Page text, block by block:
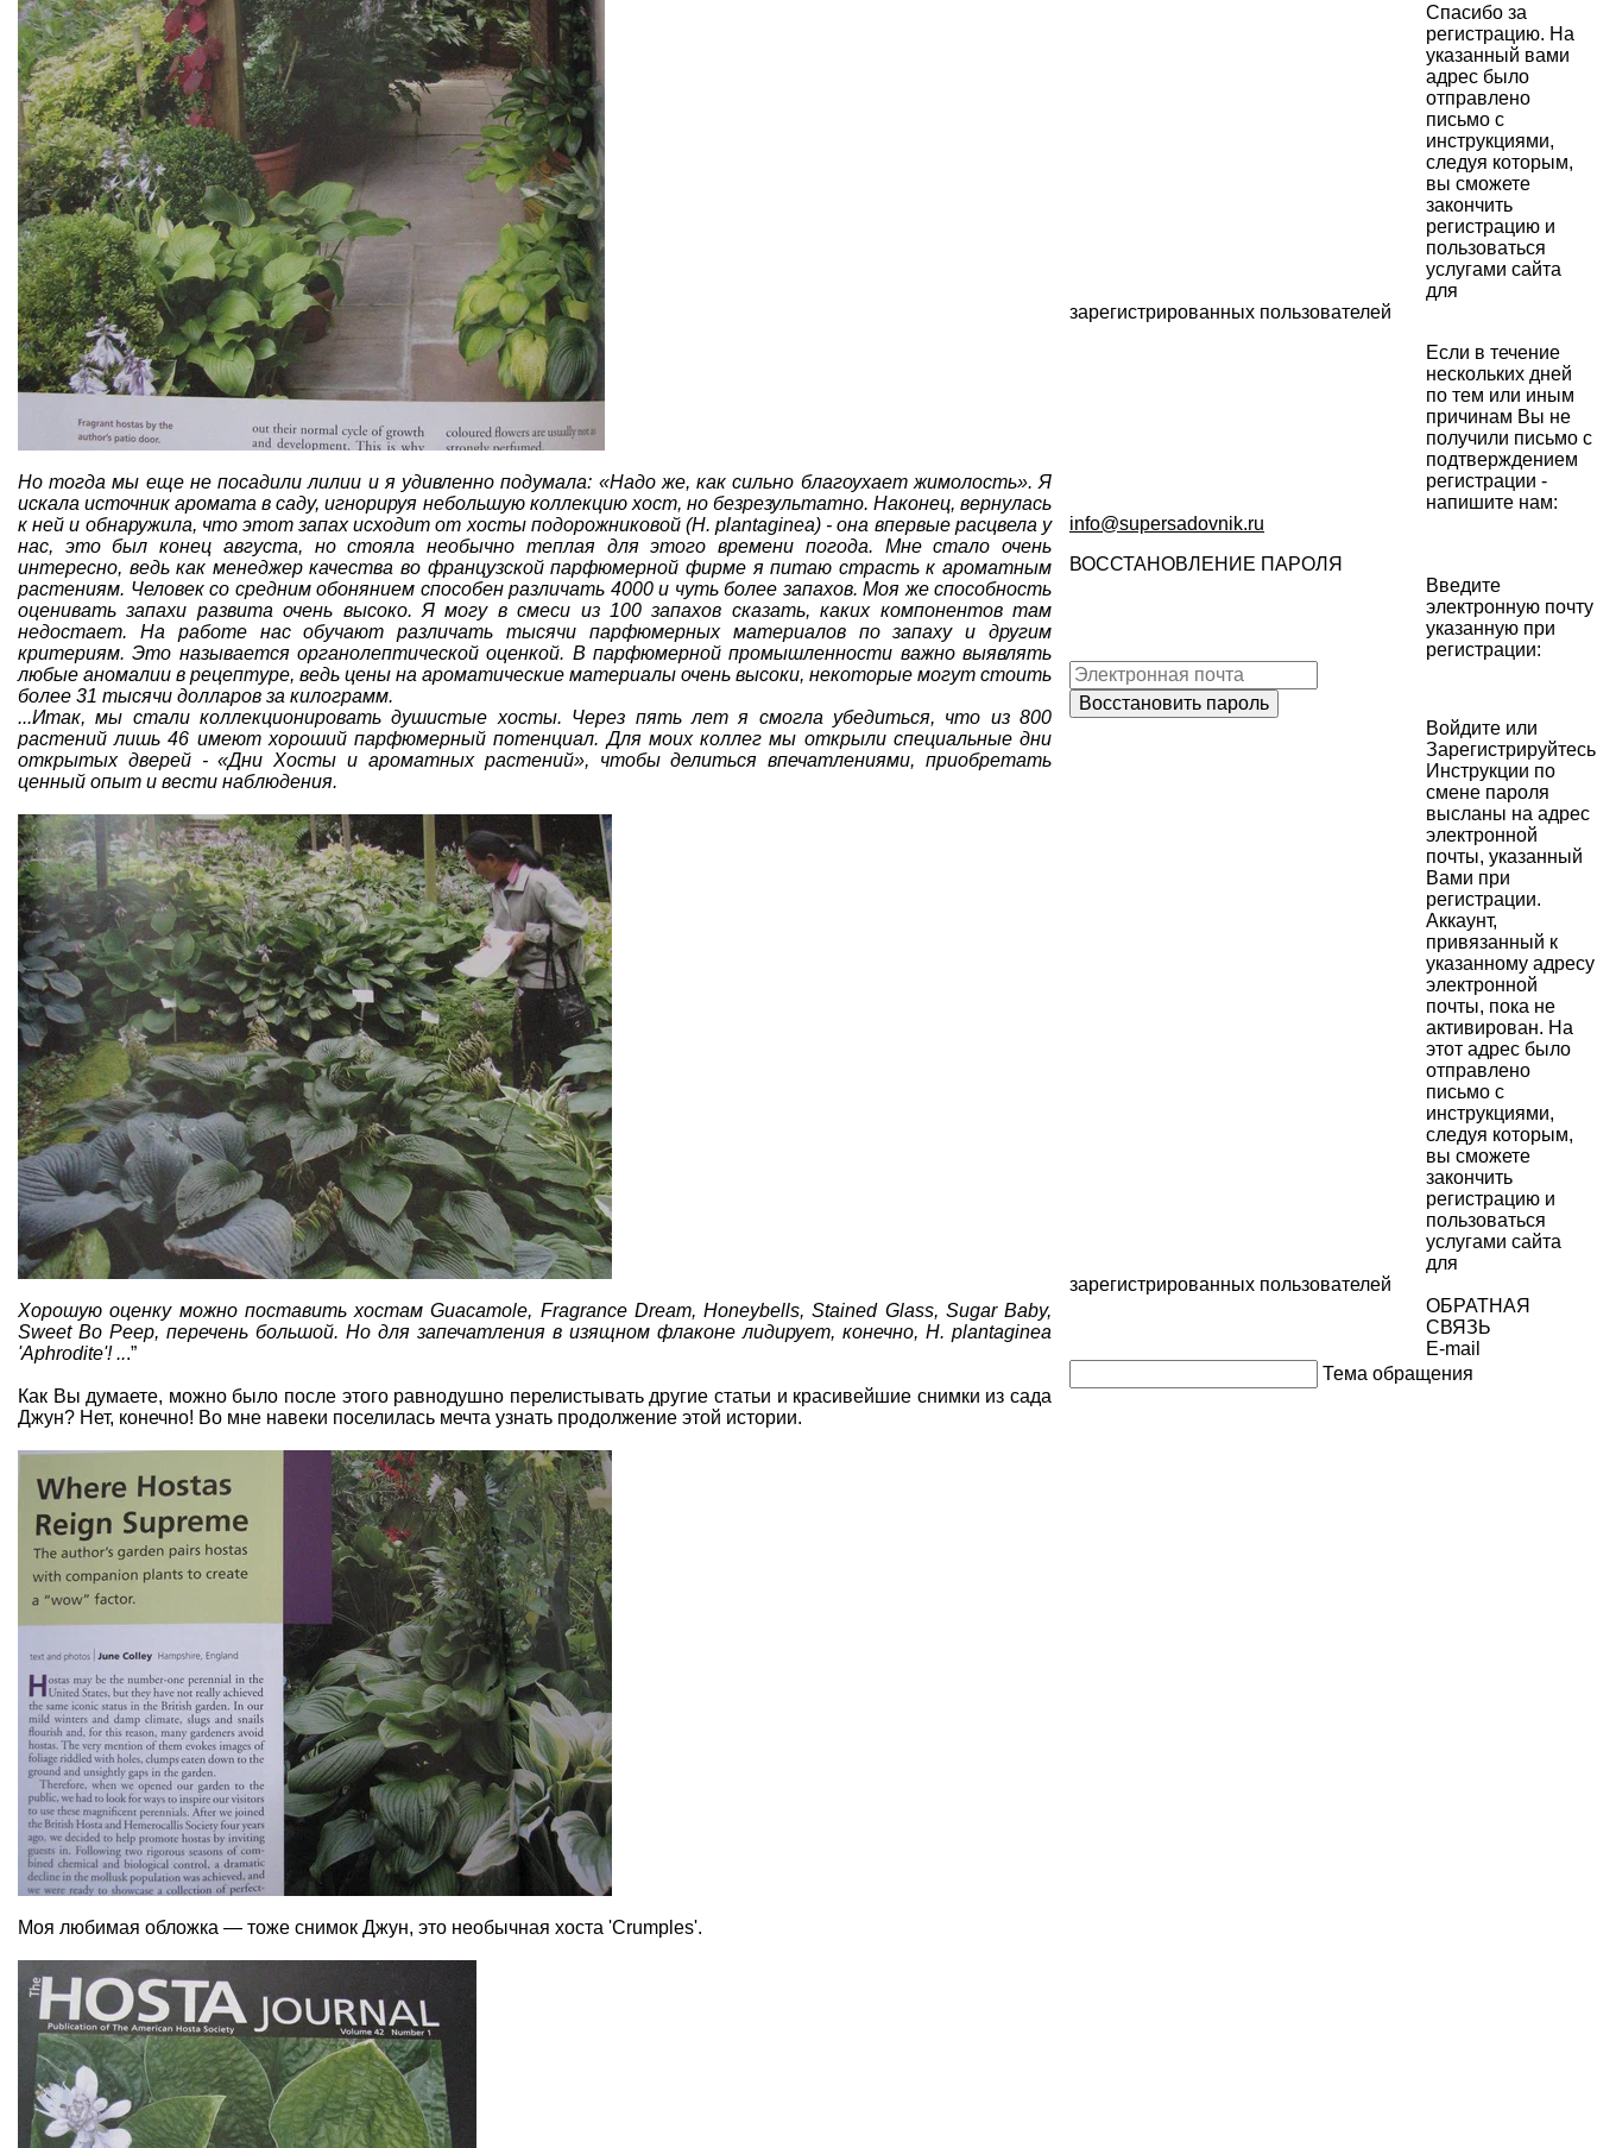
Но тогда мы еще не посадили лилии и я удивленно подумала: «Надо же, как сильно благоухает жимолость». Я
искала источник аромата в саду, игнорируя небольшую коллекцию хост, но безрезультатно. Наконец, вернулась
к ней и обнаружила, что этот запах исходит от хосты подорожниковой (H. plantaginea) - она впервые расцвела у
нас, это был конец августа, но стояла необычно теплая для этого времени погода. Мне стало очень
интересно, ведь как менеджер качества во французской парфюмерной фирме я питаю страсть к ароматным
растениям. Человек со средним обонянием способен различать 4000 и чуть более запахов. Моя же способность
оценивать запахи развита очень высоко. Я могу в смеси из 100 запахов сказать, каких компонентов там
недостает. На работе нас обучают различать тысячи парфюмерных материалов по запаху и другим
критериям. Это называется органолептической оценкой. В парфюмерной промышленности важно выявлять
любые аномалии в рецептуре, ведь цены на ароматические материалы очень высоки, некоторые могут стоить
более 31 тысячи долларов за килограмм.
...Итак, мы стали коллекционировать душистые хосты. Через пять лет я смогла убедиться, что из 800
растений лишь 46 имеют хороший парфюмерный потенциал. Для моих коллег мы открыли специальные дни
открытых дверей - «Дни Хосты и ароматных растений», чтобы делиться впечатлениями, приобретать
ценный опыт и вести наблюдения.
Хорошую оценку можно поставить хостам Guacamole, Fragrance Dream, Honeybells, Stained Glass, Sugar Baby,
Sweet Bo Peep, перечень большой. Но для запечатления в изящном флаконе лидирует, конечно, H. plantaginea
'Aphrodite'! ...”
Как Вы думаете, можно было после этого равнодушно перелистывать другие статьи и красивейшие снимки из сада
Джун? Нет, конечно! Во мне навеки поселилась мечта узнать продолжение этой истории.
Моя любимая обложка — тоже снимок Джун, это необычная хоста 'Crumples'.
Спасибо за
регистрацию. На
указанный вами
адрес было
отправлено
письмо с
инструкциями,
следуя которым,
вы сможете
закончить
регистрацию и
пользоваться
услугами сайта
для
зарегистрированных пользователей
Если в течение
нескольких дней
по тем или иным
причинам Вы не
получили письмо с
подтверждением
регистрации -
напишите нам:
info@supersadovnik.ru
ВОССТАНОВЛЕНИЕ ПАРОЛЯ
Введите
электронную почту
указанную при
регистрации:
Войдите или
Зарегистрируйтесь
Инструкции по
смене пароля
высланы на адрес
электронной
почты, указанный
Вами при
регистрации.
Аккаунт,
привязанный к
указанному адресу
электронной
почты, пока не
активирован. На
этот адрес было
отправлено
письмо с
инструкциями,
следуя которым,
вы сможете
закончить
регистрацию и
пользоваться
услугами сайта
для
зарегистрированных пользователей
ОБРАТНАЯ
СВЯЗЬ
E-mail
Тема обращения